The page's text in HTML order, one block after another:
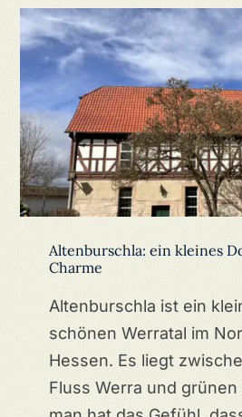
Altenburschla: ein kleines
Charme
Altenburschla ist ein
schönen Werratal im
Hessen. Es liegt
Fluss Werra und grünen